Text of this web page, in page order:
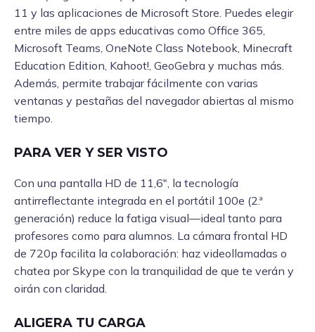
11 y las aplicaciones de Microsoft Store. Puedes elegir
entre miles de apps educativas como Office 365,
Microsoft Teams, OneNote Class Notebook, Minecraft
Education Edition, Kahoot!, GeoGebra y muchas más.
Además, permite trabajar fácilmente con varias
ventanas y pestañas del navegador abiertas al mismo
tiempo.
PARA VER Y SER VISTO
Con una pantalla HD de 11,6″, la tecnología
antirreflectante integrada en el portátil 100e (2.ª
generación) reduce la fatiga visual—ideal tanto para
profesores como para alumnos. La cámara frontal HD
de 720p facilita la colaboración: haz videollamadas o
chatea por Skype con la tranquilidad de que te verán y
oirán con claridad.
ALIGERA TU CARGA